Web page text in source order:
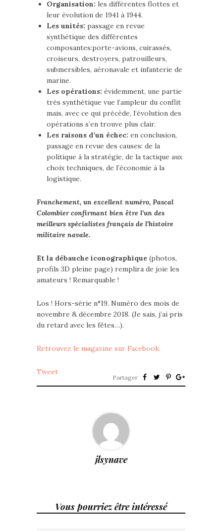
Organisation: les différentes flottes et
leur évolution de 1941 à 1944.
Les unités: passage en revue
synthétique des différentes
composantes:porte-avions, cuirassés,
croiseurs, destroyers, patrouilleurs,
submersibles, aéronavale et infanterie de
marine.
Les opérations: évidemment, une partie
très synthétique vue l’ampleur du conflit
mais, avec ce qui précède, l’évolution des
opérations s’en trouve plus clair.
Les raisons d’un échec: en conclusion,
passage en revue des causes: de la
politique à la stratégie, de la tactique aux
choix techniques, de l’économie à la
logistique.
Franchement, un excellent numéro, Pascal
Colombier confirmant bien être l’un des
meilleurs spécialistes français de l’histoire
militaire navale.
Et la débauche iconographique (photos,
profils 3D pleine page) remplira de joie les
amateurs ! Remarquable !
Los ! Hors-série n°19. Numéro des mois de
novembre & décembre 2018. (Je sais, j’ai pris
du retard avec les fêtes…).
Retrouvez le magazine sur Facebook.
Tweet
Partager
jlsynave
Vous pourriez être intéressé